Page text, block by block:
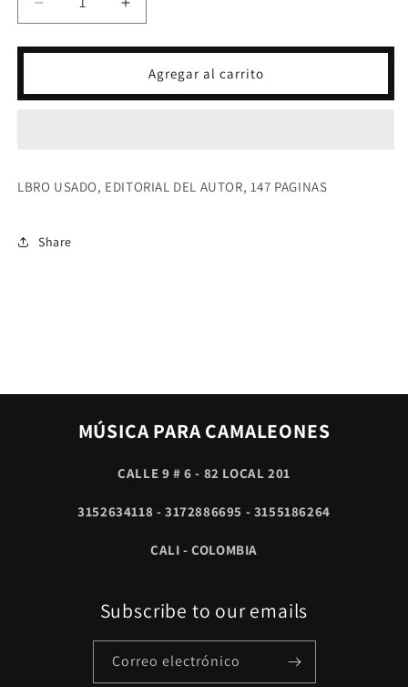
Reducir
cantidad
para
PARA
WEBSTER
Aumentar
cantidad
para
FENG
SHUI
PARA
WEBSTER
Agregar al carrito
LBRO USADO, EDITORIAL DEL AUTOR, 147 PAGINAS
Share
MÚSICA PARA CAMALEONES
CALLE 9 # 6 - 82 LOCAL 201
3152634118 - 3172886695 - 3155186264
CALI - COLOMBIA
Subscribe to our emails
Correo electrónico